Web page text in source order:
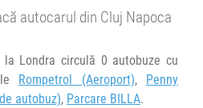
11A Lumen Road, HA97RE
Zile de circulație:
L M M V S D
autocarul din Cluj Napoca
Londra circulă 0 autobuze cu
Rompetrol (Aeroport), Penny
autobuz), Parcare BILLA.